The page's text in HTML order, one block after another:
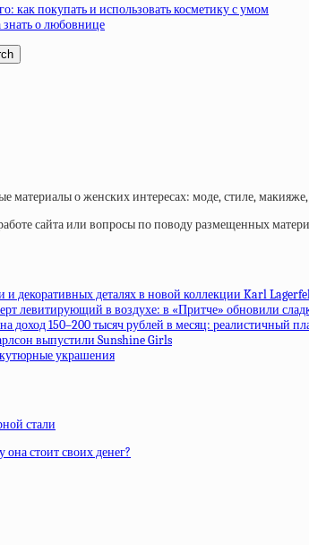
как покупать и использовать косметику с умом
о любовнице
материалы о женских интересах: моде, стиле,
сайта или вопросы по поводу размещенных
и декоративных деталях в новой коллекции Karl
левитирующий в воздухе: в «Притче» обновили
доход 150–200 тысяч рублей в месяц: реалистичный
выпустили Sunshine Girls
украшения
стали
стоит своих денег?